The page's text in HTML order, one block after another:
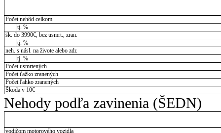
Počet nehôd celkom
tj. %
šk. do 3990€, bez usmrt., zran.
tj. %
neh. s násl. na živote alebo zdr.
tj. %
Počet usmrtených
Počet ťažko zranených
Počet ľahko zranených
Škoda v 10€
Nehody podľa zavinenia (ŠEDN)
vodičom motorového vozidla